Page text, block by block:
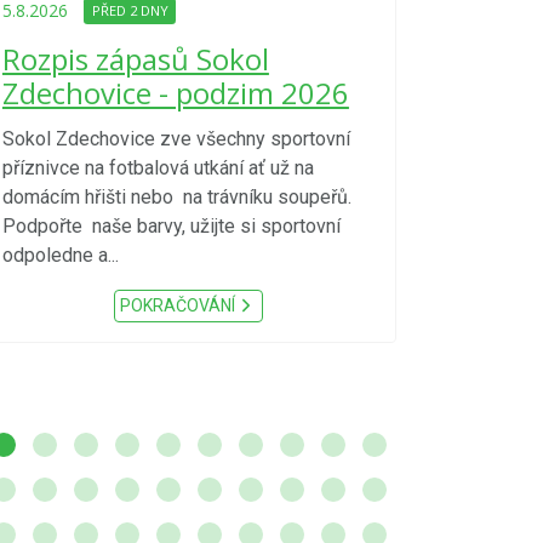
5.8.2026 PŘED 2 DNY
Rozpis zápasů Sokol
Zdechovice - podzim 2026
Sokol Zdechovice zve všechny sportovní
příznivce na fotbalová utkání ať už na
domácím hřišti nebo na trávníku soupeřů.
Podpořte naše barvy, užijte si sportovní
odpoledne a...
POKRAČOVÁNÍ